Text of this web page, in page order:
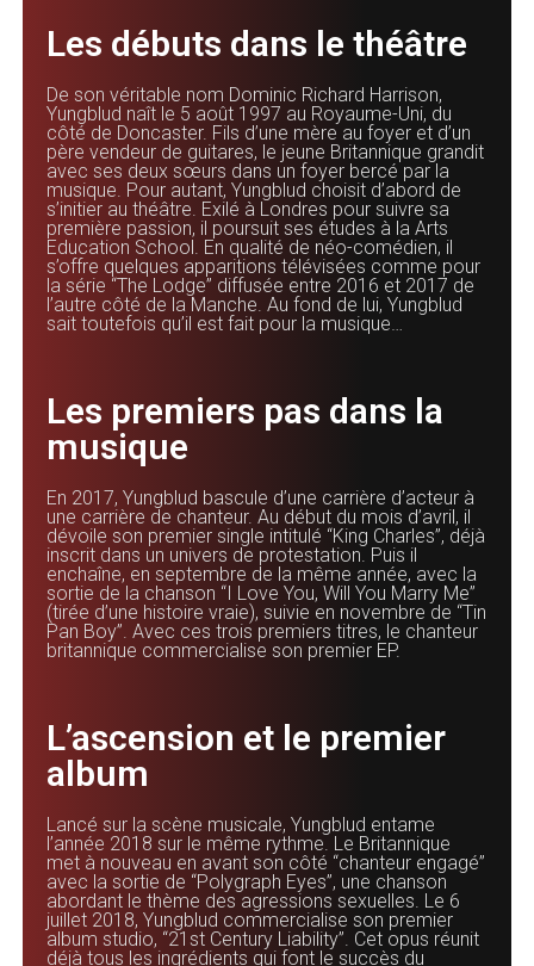
Les débuts dans le théâtre
De son véritable nom Dominic Richard Harrison,
Yungblud naît le 5 août 1997 au Royaume-Uni, du
côté de Doncaster. Fils d’une mère au foyer et d’un
père vendeur de guitares, le jeune Britannique grandit
avec ses deux sœurs dans un foyer bercé par la
musique. Pour autant, Yungblud choisit d’abord de
s’initier au théâtre. Exilé à Londres pour suivre sa
première passion, il poursuit ses études à la Arts
Education School. En qualité de néo-comédien, il
s’offre quelques apparitions télévisées comme pour
la série “The Lodge” diffusée entre 2016 et 2017 de
l’autre côté de la Manche. Au fond de lui, Yungblud
sait toutefois qu’il est fait pour la musique…
Les premiers pas dans la
musique
En 2017, Yungblud bascule d’une carrière d’acteur à
une carrière de chanteur. Au début du mois d’avril, il
dévoile son premier single intitulé “King Charles”, déjà
inscrit dans un univers de protestation. Puis il
enchaîne, en septembre de la même année, avec la
sortie de la chanson “I Love You, Will You Marry Me”
(tirée d’une histoire vraie), suivie en novembre de “Tin
Pan Boy”. Avec ces trois premiers titres, le chanteur
britannique commercialise son premier EP.
L’ascension et le premier
album
Lancé sur la scène musicale, Yungblud entame
l’année 2018 sur le même rythme. Le Britannique
met à nouveau en avant son côté “chanteur engagé”
avec la sortie de “Polygraph Eyes”, une chanson
abordant le thème des agressions sexuelles. Le 6
juillet 2018, Yungblud commercialise son premier
album studio, “21st Century Liability”. Cet opus réunit
déjà tous les ingrédients qui font le succès du